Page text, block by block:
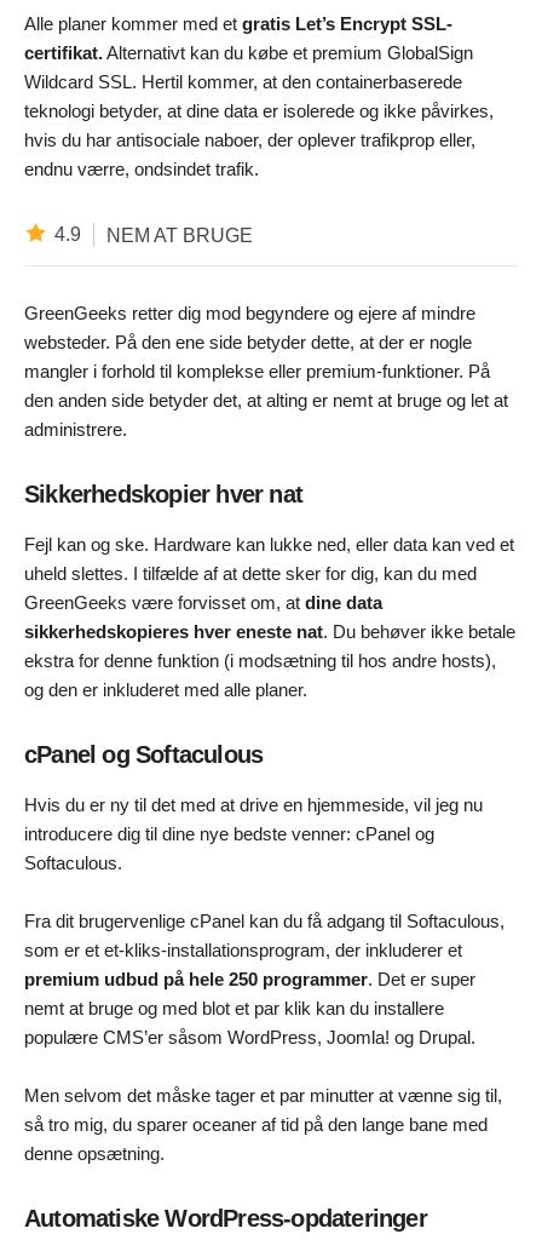
Alle planer kommer med et gratis Let’s Encrypt SSL-
certifikat.Alternativt kan du købe et premium GlobalSign
Wildcard SSL. Hertil kommer, at den containerbaserede
teknologi betyder, at dine data er isolerede og ikke påvirkes,
hvis du har antisociale naboer, der oplever trafikprop eller,
endnu værre, ondsindet trafik.
4.9 NEM AT BRUGE
GreenGeeks retter dig mod begyndere og ejere af mindre
websteder. På den ene side betyder dette, at der er nogle
mangler i forhold til komplekse eller premium-funktioner. På
den anden side betyder det, at alting er nemt at bruge og let at
administrere.
Sikkerhedskopier hver nat
Fejl kan og ske. Hardware kan lukke ned, eller data kan ved et
uheld slettes. I tilfælde af at dette sker for dig, kan du med
GreenGeeks være forvisset om, at dine data
sikkerhedskopieres hver eneste nat. Du behøver ikke betale
ekstra for denne funktion (i modsætning til hos andre hosts),
og den er inkluderet med alle planer.
cPanel og Softaculous
Hvis du er ny til det med at drive en hjemmeside, vil jeg nu
introducere dig til dine nye bedste venner: cPanel og
Softaculous.
Fra dit brugervenlige cPanel kan du få adgang til Softaculous,
som er et et-kliks-installationsprogram, der inkluderer et
premium udbud på hele 250 programmer. Det er super
nemt at bruge og med blot et par klik kan du installere
populære CMS’er såsom WordPress, Joomla! og Drupal.
Men selvom det måske tager et par minutter at vænne sig til,
så tro mig, du sparer oceaner af tid på den lange bane med
denne opsætning.
Automatiske WordPress-opdateringer